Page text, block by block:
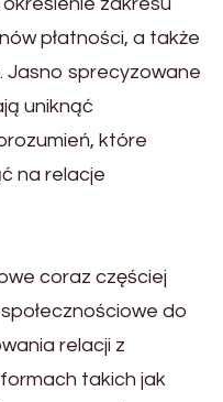
płatności, a także
Jasno sprecyzowane
uniknąć
które
na relacje
coraz częściej
do
relacji z
takich jak